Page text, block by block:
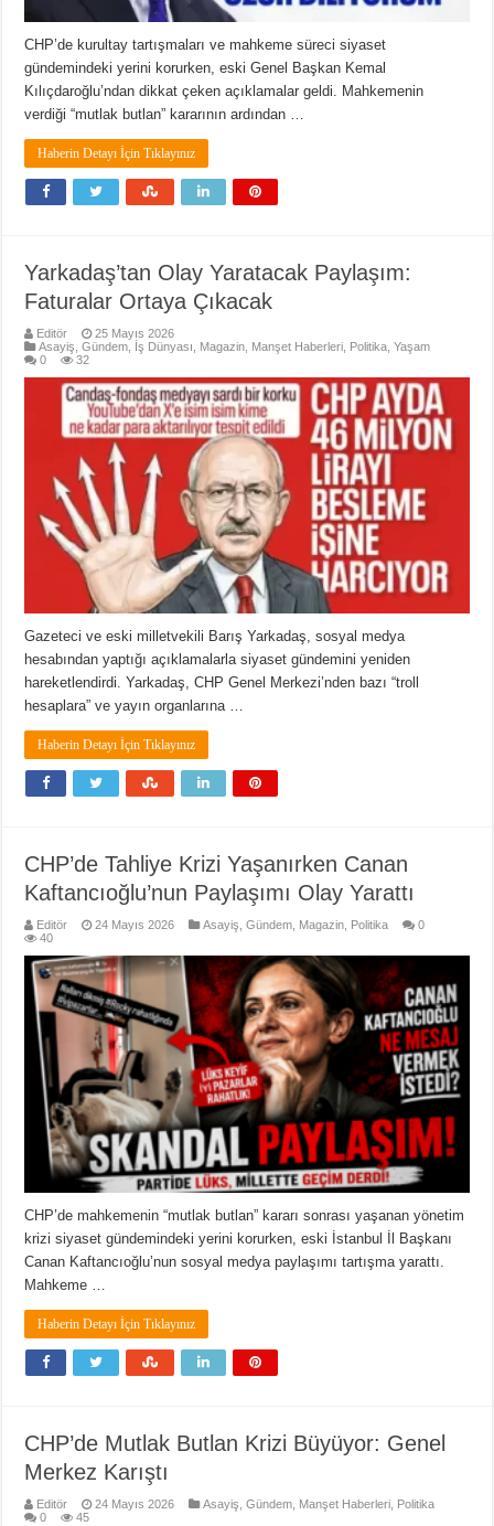
CHP’de kurultay tartışmaları ve mahkeme süreci siyaset
gündemindeki yerini korurken, eski Genel Başkan Kemal
Kılıçdaroğlu’ndan dikkat çeken açıklamalar geldi. Mahkemenin
verdiği “mutlak butlan” kararının ardından …
Haberin Detayı İçin Tıklayınız
Yarkadaş’tan Olay Yaratacak Paylaşım:
Faturalar Ortaya Çıkacak
Editör
25 Mayıs 2026
Asayiş ,Gündem İş Dünyası Magazin Manşet Haberleri Politika ,Yaşam
0
32
Gazeteci ve eski milletvekili Barış Yarkadaş, sosyal medya
hesabından yaptığı açıklamalarla siyaset gündemini yeniden
hareketlendirdi. Yarkadaş, CHP Genel Merkezi’nden bazı “troll
hesaplara” ve yayın organlarına …
Haberin Detayı İçin Tıklayınız
CHP’de Tahliye Krizi Yaşanırken Canan
Kaftancıoğlu’nun Paylaşımı Olay Yarattı
Editör 24 Mayıs 2026 Asayiş ,Gündem Magazin Politika
0
40
CHP’de mahkemenin “mutlak butlan” kararı sonrası yaşanan yönetim
krizi siyaset gündemindeki yerini korurken, eski İstanbul İl Başkanı
Canan Kaftancıoğlu’nun sosyal medya paylaşımı tartışma yarattı.
Mahkeme …
Haberin Detayı İçin Tıklayınız
CHP’de Mutlak Butlan Krizi Büyüyor: Genel
Merkez Karıştı
Editör 24 Mayıs 2026 Asayiş ,Gündem Manşet Haberleri Politika
0
45